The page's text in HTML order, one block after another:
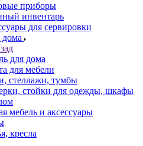
приборы
инвентарь
для сервировки
дома
для дома
для мебели
стеллажи, тумбы
стойки для одежды, шкафы
мебель и аксессуары
кресла